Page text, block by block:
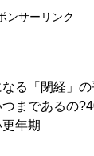
ンサーリンク
る「閉経」
つまであるの
年期